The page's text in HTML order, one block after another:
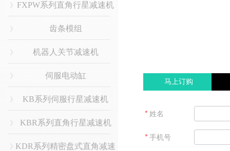
FXPW系列直角行星减速机
齿条模组
机器人关节减速机
伺服电动缸
KB系列伺服行星减速机
KBR系列直角行星减速机
KDR系列精密盘式直角减速
马上订购
＊ 姓名
＊ 手机号